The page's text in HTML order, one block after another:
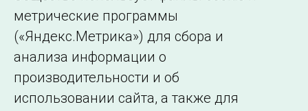
← Все публикации
Подписаться на новости
метрические программы
(«Яндекс.Метрика») для сбора и
анализа информации о
производительности и об
использовании сайта, а также для